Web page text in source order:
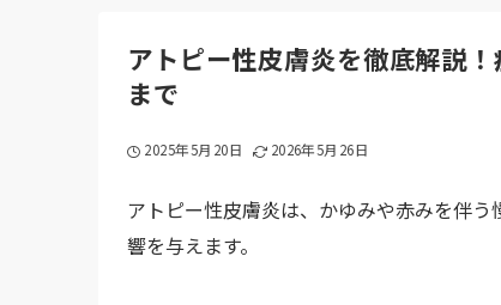
アトピー性皮膚炎を徹底解説
まで
2025年5月20日 2026年5月26日
アトピー性皮膚炎は、かゆみや赤みを伴
響を与えます。